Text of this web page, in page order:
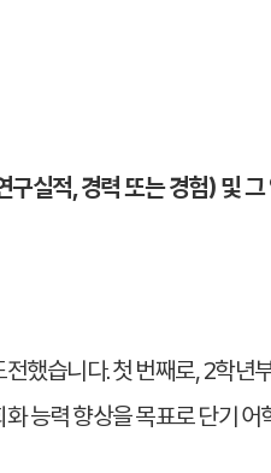
실적, 경력 또는 경험) 및
했습니다. 첫 번째로, 2학
능력 향상을 목표로 단기